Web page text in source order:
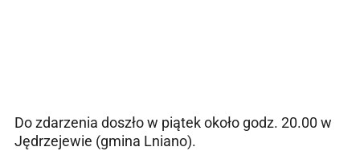
Do zdarzenia doszło w piątek około godz. 20.00 w
Jędrzejewie (gmina Lniano).